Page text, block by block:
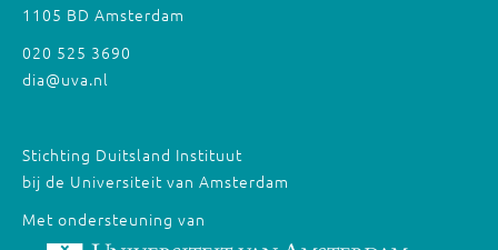
1105 BD Amsterdam
020 525 3690
dia@uva.nl
Stichting Duitsland Instituut
bij de Universiteit van Amsterdam
Met ondersteuning van